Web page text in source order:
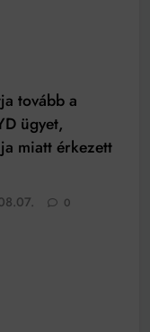
tovább a
ügyet,
miatt érkezett
0